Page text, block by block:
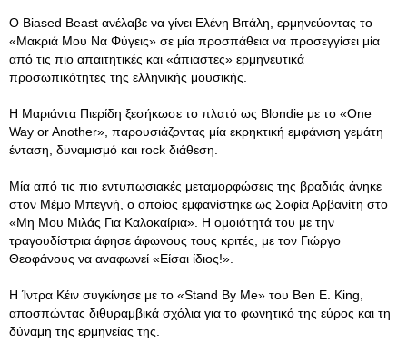
Ο Biased Beast ανέλαβε να γίνει Ελένη Βιτάλη, ερμηνεύοντας το
«Μακριά Μου Να Φύγεις» σε μία προσπάθεια να προσεγγίσει μία
από τις πιο απαιτητικές και «άπιαστες» ερμηνευτικά
προσωπικότητες της ελληνικής μουσικής.
Η Μαριάντα Πιερίδη ξεσήκωσε το πλατό ως Blondie με το «One
Way or Another», παρουσιάζοντας μία εκρηκτική εμφάνιση γεμάτη
ένταση, δυναμισμό και rock διάθεση.
Μία από τις πιο εντυπωσιακές μεταμορφώσεις της βραδιάς άνηκε
στον Μέμο Μπεγνή, ο οποίος εμφανίστηκε ως Σοφία Αρβανίτη στο
«Μη Μου Μιλάς Για Καλοκαίρια». Η ομοιότητά του με την
τραγουδίστρια άφησε άφωνους τους κριτές, με τον Γιώργο
Θεοφάνους να αναφωνεί «Είσαι ίδιος!».
Η Ίντρα Κέιν συγκίνησε με το «Stand By Me» του Ben E. King,
αποσπώντας διθυραμβικά σχόλια για το φωνητικό της εύρος και τη
δύναμη της ερμηνείας της.